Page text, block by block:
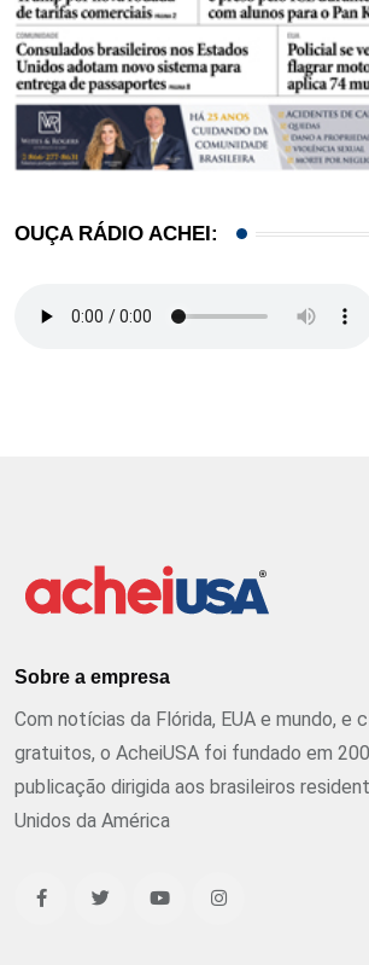
OUÇA RÁDIO ACHEI:
Sobre a empresa
Com notícias da Flórida, EUA e mundo, e
gratuitos, o AcheiUSA foi fundado em
publicação dirigida aos brasileiros
Unidos da América